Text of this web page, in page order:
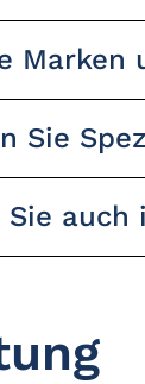
Sie
Sie